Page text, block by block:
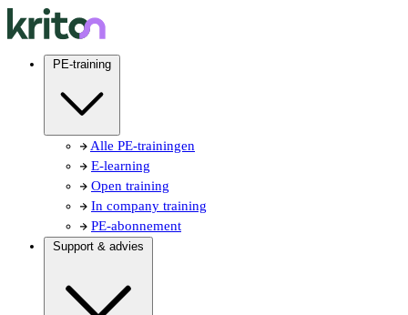
PE-training
Alle PE-trainingen
E-learning
Open training
In company training
PE-abonnement
Support & advies